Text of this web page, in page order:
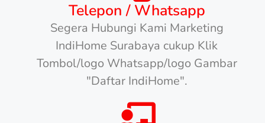
Telepon / Whatsapp
Segera Hubungi Kami Marketing
IndiHome Surabaya cukup Klik
Tombol/logo Whatsapp/logo Gambar
"Daftar IndiHome".